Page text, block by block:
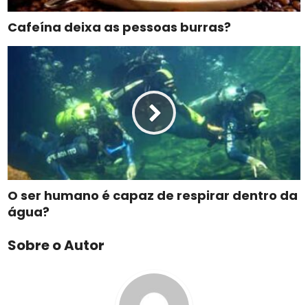
Cafeína deixa as pessoas burras?
O ser humano é capaz de respirar dentro da
água?
Sobre o Autor